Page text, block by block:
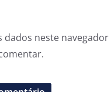
dados neste